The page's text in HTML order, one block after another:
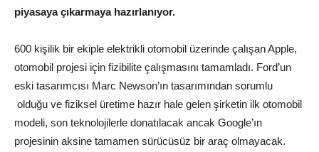
piyasaya çıkarmaya hazırlanıyor.
600 kişilik bir ekiple elektrikli otomobil üzerinde çalışan Apple,
otomobil projesi için fizibilite çalışmasını tamamladı. Ford’un
eski tasarımcısı Marc Newson’ın tasarımından sorumlu
olduğu ve fiziksel üretime hazır hale gelen şirketin ilk otomobil
modeli, son teknolojilerle donatılacak ancak Google’ın
projesinin aksine tamamen sürücüsüz bir araç olmayacak.